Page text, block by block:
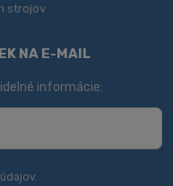
strojov
NA E-MAIL
informácie:
.